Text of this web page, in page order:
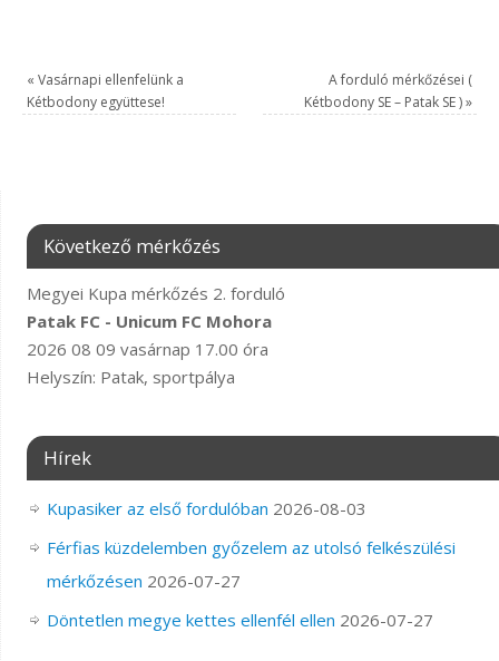
« Vasárnapi ellenfelünk a
Kétbodony együttese!
A forduló mérkőzései (
Kétbodony SE – Patak SE )»
Következő mérkőzés
Megyei Kupa mérkőzés 2. forduló
Patak FC - Unicum FC Mohora
2026 08 09 vasárnap 17.00 óra
Helyszín: Patak, sportpálya
Hírek
Kupasiker az első fordulóban 2026-08-03
Férfias küzdelemben győzelem az utolsó felkészülési
mérkőzésen 2026-07-27
Döntetlen megye kettes ellenfél ellen 2026-07-27